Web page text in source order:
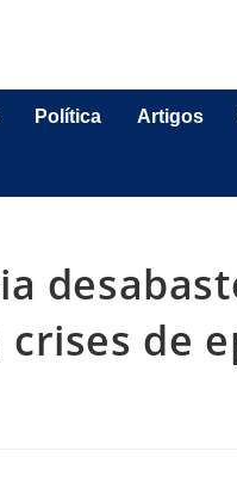
Política Artigos
de